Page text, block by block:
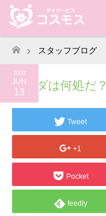
ホーム
スタッフブログ
2020
JUN
13
ラクダは何処だ？
Tweet
+1
Pocket
feedly